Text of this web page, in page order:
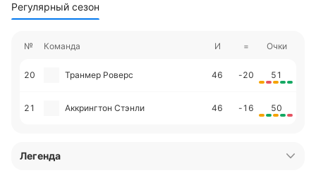
Регулярный сезон
№ Команда И = Очки
20 Транмер Роверс 46 -20 51
21 Аккрингтон Стэнли 46 -16 50
Легенда